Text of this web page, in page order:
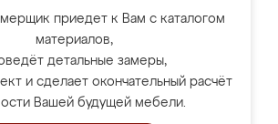
приедет к Вам с каталогом
материалов,
детальные замеры,
и сделает окончательный расчёт
Вашей будущей мебели.